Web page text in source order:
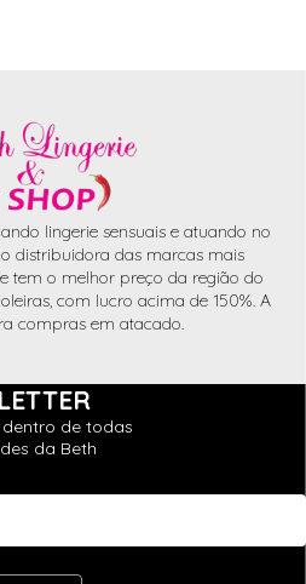
lingerie sensuais e atuando no
distribuidora das marcas mais
tem o melhor preço da região do
com lucro acima de 150%. A
compras em atacado.
de todas
da Beth